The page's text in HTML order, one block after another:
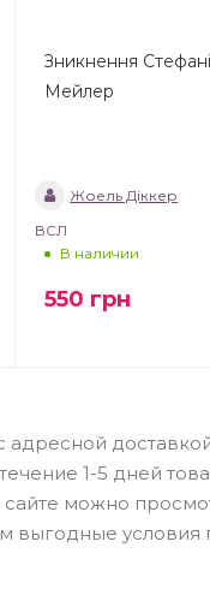
Зникнення Стефані
Мейлер
Жоель Діккер
ВСЛ
В наличии
550 грн
адресной
1-5 дней
можно
выгодные условия